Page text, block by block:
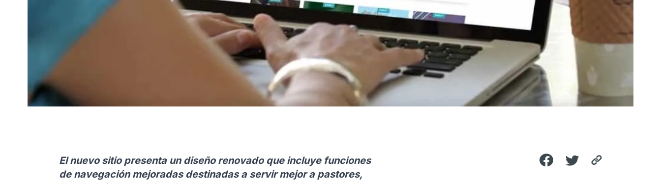
El nuevo sitio presenta un diseño renovado que incluye funciones
de navegación mejoradas destinadas a servir mejor a pastores,